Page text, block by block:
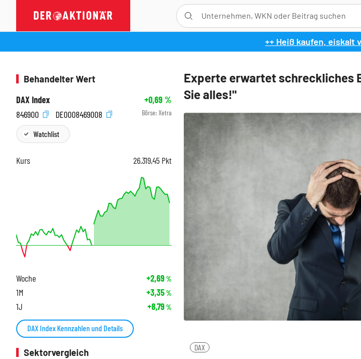
++ Heiß kaufen, eiskalt
Experte erwartet schreckliches
Sie alles!"
DAX
Behandelter Wert
DAX Index
+0,69%
846900
DE0008469008 Börse: Xetra
Watchlist
Kurs 26.319,45 Pkt
Woche +2,69%
1M +3,35%
1J +8,79%
DAX Index Kennzahlen und Details
Sektorvergleich